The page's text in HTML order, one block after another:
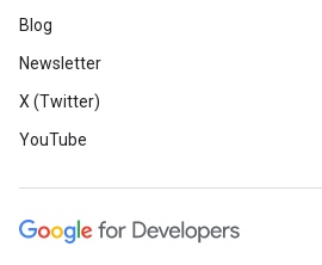
Blog
Newsletter
X (Twitter)
YouTube